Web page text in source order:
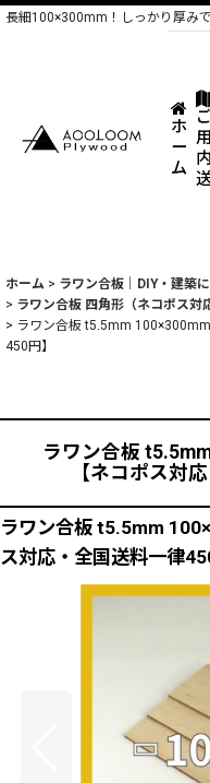
長細100×300mm！しっかり厚み
ホ
ー
ム
ホーム > ラワン合板｜DIY・建築
> ラワン合板 四角形（ネコポス対
> ラワン合板 t5.5mm
450円】
ラワン合板
【ネコポス対
ラワン合板 t5.5mm
ス対応・全国送料一律